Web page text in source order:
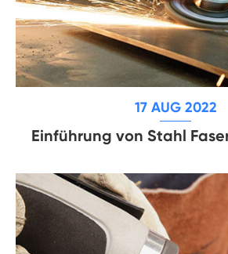
17 AUG 2022
Einführung von Stahl